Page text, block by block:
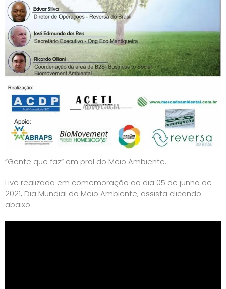
“Gente que faz” em prol do Meio Ambiente.
Live realizada em comemoração ao dia 05 de junho de
2021, Dia Mundial do Meio Ambiente, assista clicando
abaixo: